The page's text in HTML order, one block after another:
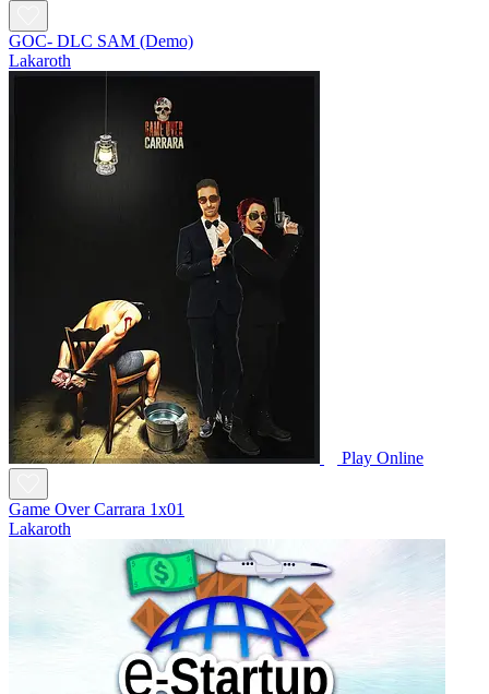
GOC- DLC SAM (Demo)
Lakaroth
Play Online
Game Over Carrara 1x01
Lakaroth